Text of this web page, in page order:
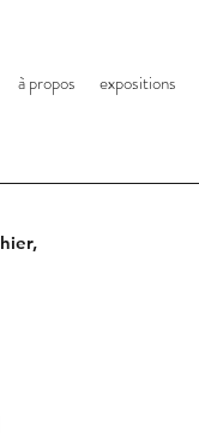
à propos expositions